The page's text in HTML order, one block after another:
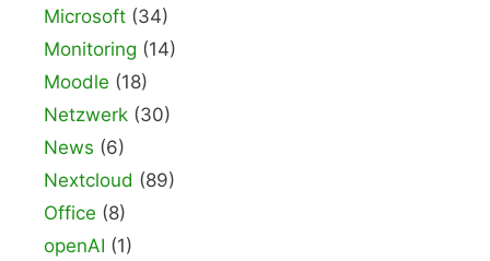
Microsoft (34)
Monitoring (14)
Moodle (18)
Netzwerk (30)
News (6)
Nextcloud (89)
Office (8)
openAI (1)